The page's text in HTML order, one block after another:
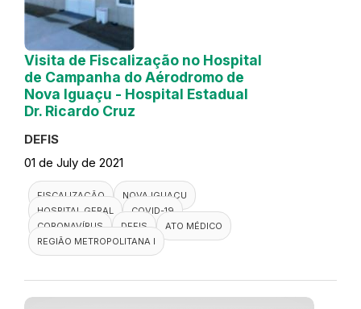
Visita de Fiscalização no Hospital
de Campanha do Aérodromo de
Nova Iguaçu - Hospital Estadual
Dr. Ricardo Cruz
DEFIS
01 de July de 2021
FISCALIZAÇÃO
NOVA IGUAÇU
HOSPITAL GERAL
COVID-19
CORONAVÍRUS
DEFIS
ATO MÉDICO
REGIÃO METROPOLITANA I